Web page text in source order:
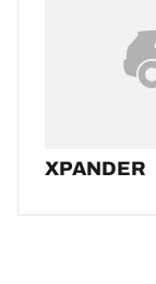
XPANDER